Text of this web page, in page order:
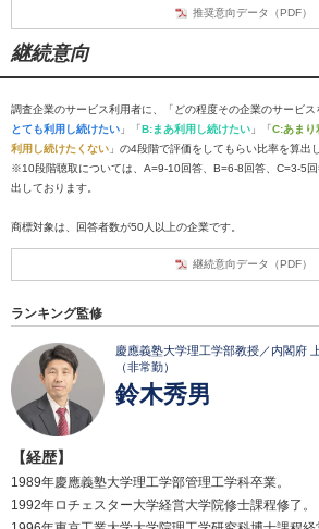
推奨意向データ（PDF）
継続意向
調査企業のサービス利用者に、「どの程度その企業のサービ
とても利用し続けたい 」「B:まあ利用し続けたい 」「C:あまり
利用し続けたくない 」の4段階で評価をしてもらい比率を算出
※10段階聴取については、A=9-10回答、B=6-8回答、C=3-5
出しております。
商標対象は、回答者数が50人以上の企業です。
継続意向データ（PDF）
ランキング監修
慶應義塾大学理工学部教授／内閣府
（非常勤）
鈴木秀男
【経歴】
1989年慶應義塾大学理工学部管理工学科卒業。
1992年ロチェスター大学経営大学院修士課程修了。